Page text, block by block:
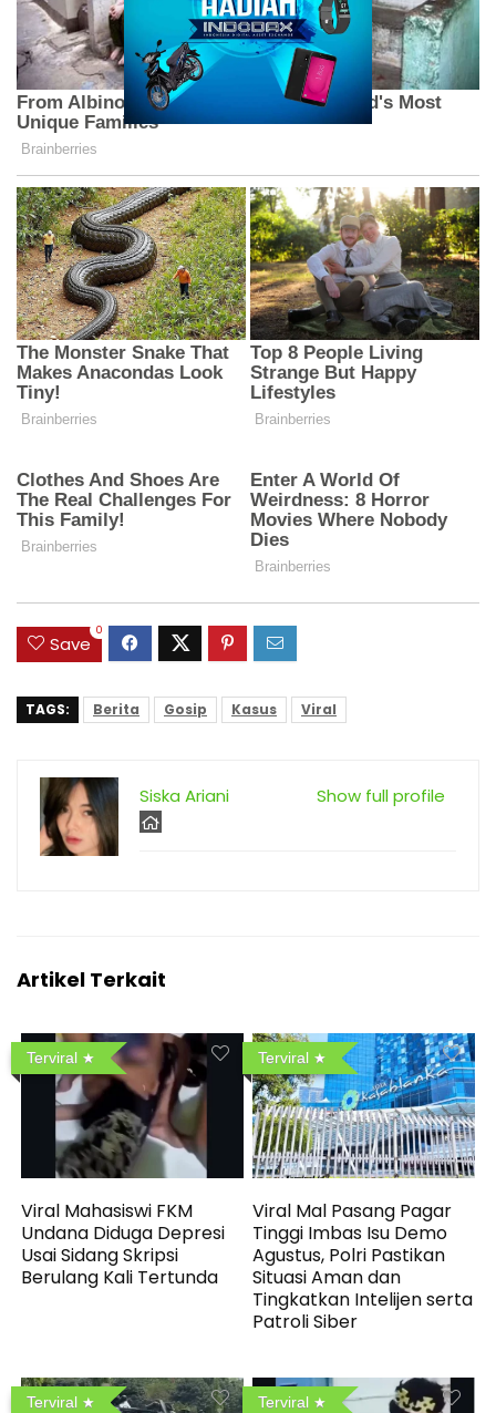
Save
0
TAGS: Berita Gosip Kasus Viral
Show full profile
Siska Ariani
Artikel Terkait
Terviral
Viral Mahasiswi FKM
Undana Diduga Depresi
Usai Sidang Skripsi
Berulang Kali Tertunda
Terviral
Viral Mal Pasang Pagar
Tinggi Imbas Isu Demo
Agustus, Polri Pastikan
Situasi Aman dan
Tingkatkan Intelijen serta
Patroli Siber
Terviral Terviral